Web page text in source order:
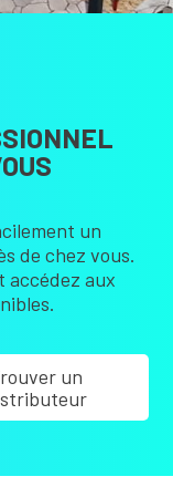
un
de chez vous.
accédez aux
un